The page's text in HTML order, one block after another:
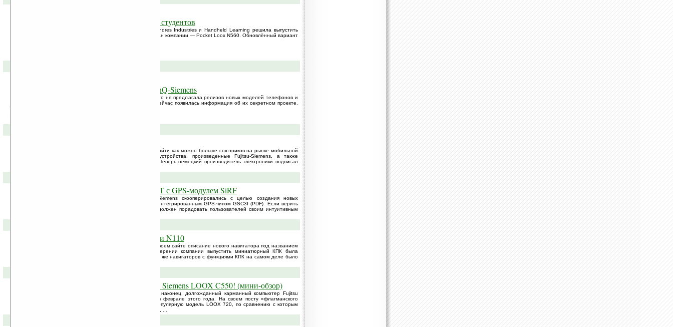
Pocket Loox N560. Версия для студентов
Компания Fujitsu-Siemens совместно с Andres Industries и Handheld Learning решила выпустить
КПК для студентов, за основу взят флагман компании — Pocket Loox N560. Обновлённый вариант
Oxyon — новый секрет от BenQ-Siemens
Компания BenQ-Siemens достаточно долго не предлагала релизов новых моделей телефонов и
это, видимо, было не с проста... Ведь, сейчас появилась информация об их секретном проекте,
Немецкая компания Siemens старается найти как можно больше союзников на рынке мобильной
связи. Свет уже увидели некоторые устройства, произведенные Fujitsu-Siemens, а также
несколько телефонов от BenQ-Siemens. Теперь немецкий производитель электроники подписал
Подробности о Pocket LOOX T с GPS-модулем SiRF
Компании SiRF Technology и Fujitsu Siemens скооперировались с целью создания новых
коммуникатора Pocket LOOX серии T с интегрированным GPS-чипом GSC3f (PDF). Если верить
заявленным характеристикам, этот чип должен порадовать пользователей своим интуитивным
«Малыши» Pocket Loox N100 и N110
Компания Fujitsu Siemens выложила на своем сайте описание нового навигатора под названием
Pocket Loox N100. Информация о намерении компании выпустить миниатюрный КПК была
известна еще с января этого года. Новых же навигаторов с функциями КПК на самом деле было
На Ладошках появился Fujitsu Siemens LOOX C550! (мини-обзор)
Сегодня в магазине Ладошек появился, наконец, долгожданный карманный компьютер Fujitsu
Siemens LOOX C550, анонсированный в феврале этого года. На своем посту «флагманского
КПК» LOOX C550 сменил заслуженно популярную модель LOOX 720, по сравнению с которым